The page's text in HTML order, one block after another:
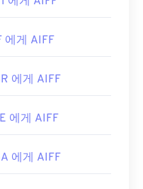
file
파일 변환 없이 AIFF
디오_교환_파일_포
에게 AIFF
에게 AIFF
에게 AIFF
에게 AIFF